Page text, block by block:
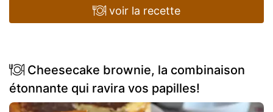
voir la recette
Cheesecake brownie, la combinaison
étonnante qui ravira vos papilles!